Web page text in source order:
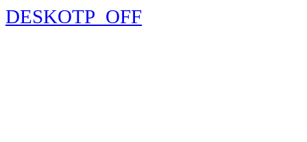
DESKOTP_OFF